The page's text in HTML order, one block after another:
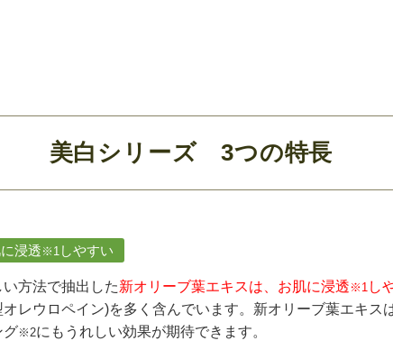
美白シリーズ 3つの特長
浸透 ※1 しやすい
い方法で抽出した新オリーブ葉エキスは、お肌に浸透 ※1 し
オレウロペイン)を多く含んでいます。新オリーブ葉エキス
グ※2にもうれしい効果が期待できます。